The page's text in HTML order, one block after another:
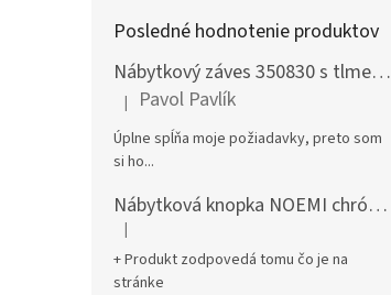
Posledné hodnotenie produktov
Nábytkový záves 350830 s tlmením naložený + podložka H0 na vrut
Hodnotenie produktu je 5 z 5 hviezdičiek.
| Pavol Pavlík
Úplne spĺňa moje požiadavky, preto som
si ho...
Nábytková knopka NOEMI chróm satén
Hodnotenie produktu je 5 z 5 hviezdičiek.
|
+ Produkt zodpovedá tomu čo je na
stránke